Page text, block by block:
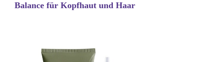
Balance für Kopfhaut und Haar